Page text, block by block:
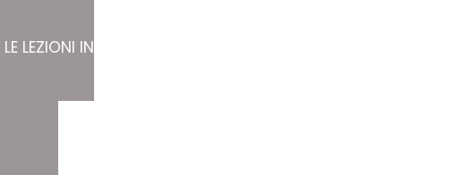
LE LEZIONI IN